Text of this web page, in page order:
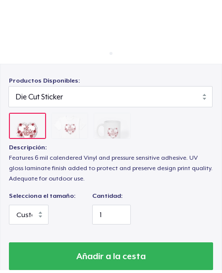
Productos Disponibles:
Descripción:
Features 6 mil calendered Vinyl and pressure sensitive adhesive. UV
gloss laminate finish added to protect and preserve design print quality.
Adequate for outdoor use.
Selecciona el tamaño: Cantidad:
Añadir a la cesta